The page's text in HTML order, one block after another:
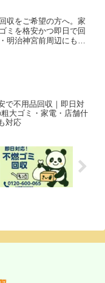
収をご希望の方へ。家
ミを格安かつ即日で回
明治神宮前周辺にも対
で不用品回収｜即日対
大ゴミ・家電・店舗什
対応